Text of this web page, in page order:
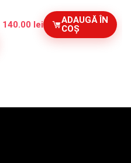
140.00 lei
ADAUGĂ ÎN
COȘ